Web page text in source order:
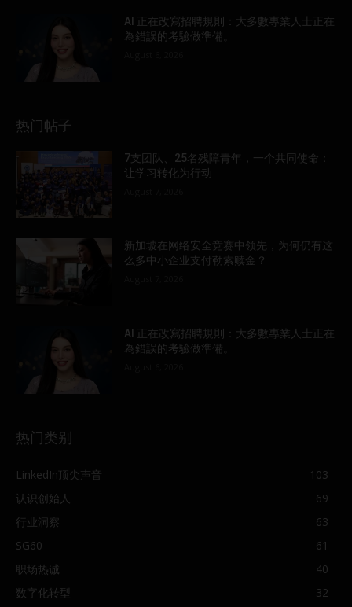
AI 正在改寫招聘規則：大多數專業人士正在
為錯誤的考驗做準備。
热门帖子
7支团队、25名残障青年，一个共同使命：
让学习转化为行动
新加坡在网络安全竞赛中领先，为何仍有这
么多中小企业支付勒索赎金？
AI 正在改寫招聘規則：大多數專業人士正在
為錯誤的考驗做準備。
热门类别
LinkedIn顶尖声音
103
认识创始人
69
行业洞察
63
SG60
61
职场热诚
40
数字化转型
32